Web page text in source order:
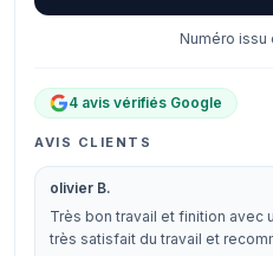
Numéro issu
4 avis vérifiés Google
AVIS CLIENTS
olivier B.
Très bon travail et finition avec
très satisfait du travail et